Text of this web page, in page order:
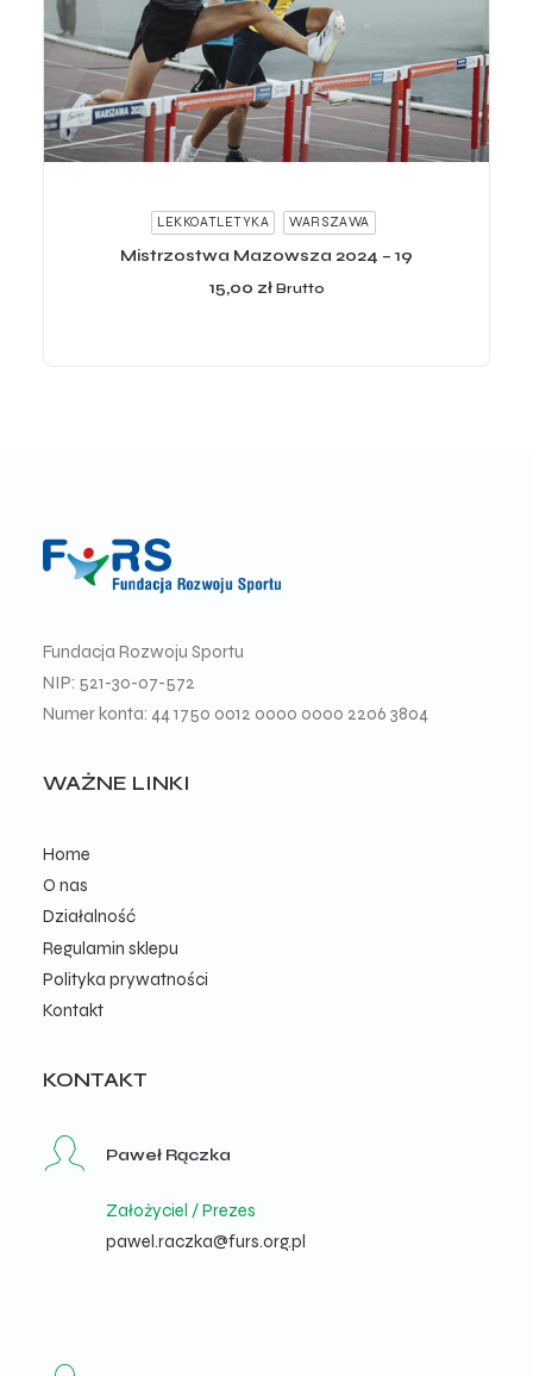
LEKKOATLETYKA WARSZAWA
Mistrzostwa Mazowsza 2024 – 19
15,00 zł Brutto
Fundacja Rozwoju Sportu
NIP: 521-30-07-572
Numer konta: 44 1750 0012 0000 0000 2206 3804
WAŻNE LINKI
Home
O nas
Działalność
Regulamin sklepu
Polityka prywatności
Kontakt
KONTAKT
Paweł Rączka
Założyciel / Prezes
pawel.raczka@furs.org.pl